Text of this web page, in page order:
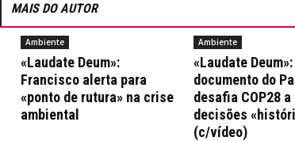
MAIS DO AUTOR
Ambiente
«Laudate Deum»:
Francisco alerta para
«ponto de rutura» na crise
ambiental
Ambiente
«Laudate
documento do
desafia COP28
decisões
(c/vídeo)